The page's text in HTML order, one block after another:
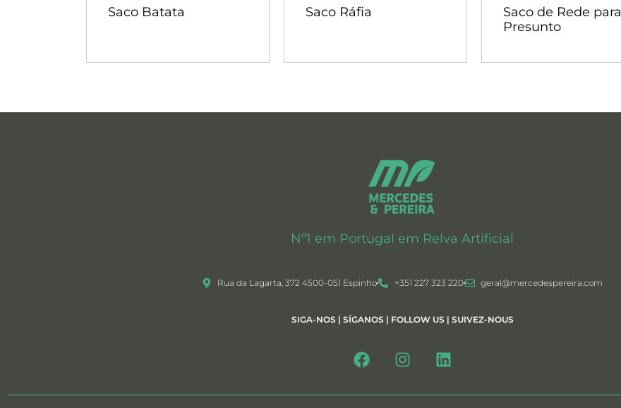
Saco Batata Saco Ráfia
Saco de Rede para
Presunto
Nº1 em Portugal em Relva Artificial
Rua da Lagarta, 372 4500-051 Espinho +351 227 323 220 geral@mercedespereira.com
SIGA-NOS | SÍGANOS | FOLLOW US | SUIVEZ-NOUS